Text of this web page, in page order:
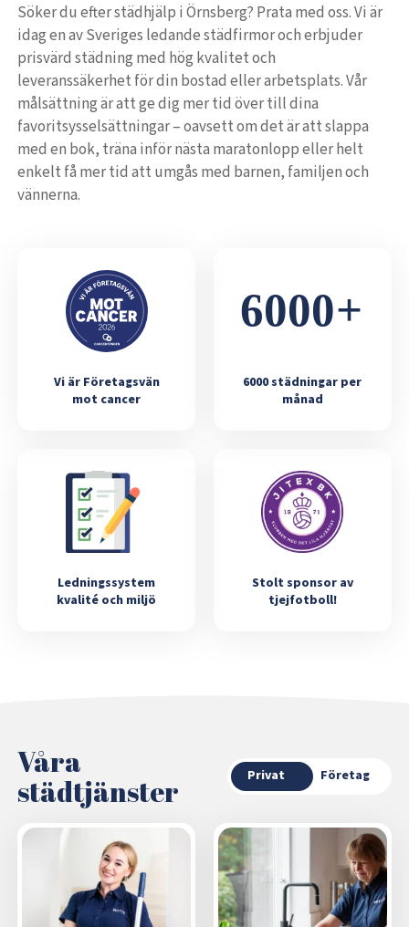
Söker du efter städhjälp i Örnsberg? Prata med oss. Vi är
idag en av Sveriges ledande städfirmor och erbjuder
prisvärd städning med hög kvalitet och
leveranssäkerhet för din bostad eller arbetsplats. Vår
målsättning är att ge dig mer tid över till dina
favoritsysselsättningar – oavsett om det är att slappa
med en bok, träna inför nästa maratonlopp eller helt
enkelt få mer tid att umgås med barnen, familjen och
vännerna.
Vi är Företagsvän
mot cancer
6000 städningar per
månad
Ledningssystem
kvalité och miljö
Stolt sponsor av
tjejfotboll!
Våra
städtjänster
Privat Företag